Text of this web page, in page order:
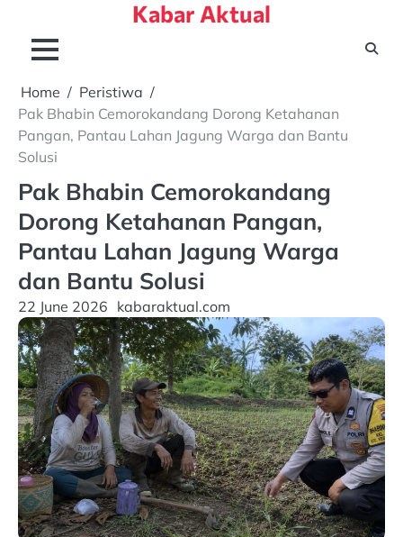
content
Kabar Aktual
Home
Peristiwa
Pak Bhabin Cemorokandang Dorong Ketahanan
Pangan, Pantau Lahan Jagung Warga dan Bantu
Solusi
Pak Bhabin Cemorokandang
Dorong Ketahanan Pangan,
Pantau Lahan Jagung Warga
dan Bantu Solusi
22 June 2026 kabaraktual.com